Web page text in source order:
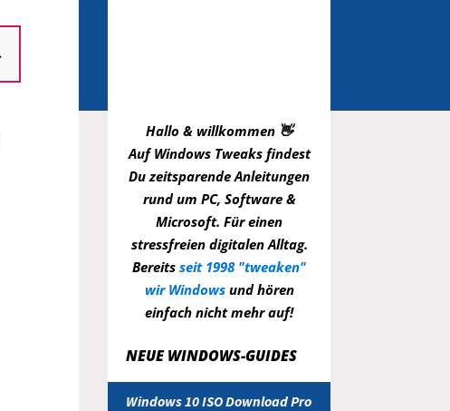
Hallo & willkommen 👋
Auf Windows Tweaks findest
Du zeitsparende Anleitungen
rund um PC, Software &
Microsoft. Für einen
stressfreien digitalen Alltag.
Bereits seit 1998 "tweaken"
wir Windowsund hören
einfach nicht mehr auf!
NEUE WINDOWS-GUIDES
Windows 10 ISO Download Pro